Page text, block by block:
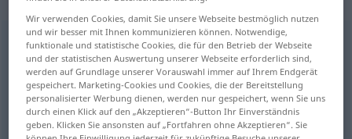
nüchtern
Übersicht aller Übersetzungen
(Für mehr Details die Übersetzung anklicken/antippen)
trézen, stváren, trézen
Wir verwenden Cookies, damit Sie unsere Webseite bestmöglich nutzen
und wir besser mit Ihnen kommunizieren können. Notwendige,
funktionale und statistische Cookies, die für den Betrieb der Webseite
und der statistischen Auswertung unserer Webseite erforderlich sind,
werden auf Grundlage unserer Vorauswahl immer auf Ihrem Endgerät
gespeichert. Marketing-Cookies und Cookies, die der Bereitstellung
personalisierter Werbung dienen, werden nur gespeichert, wenn Sie uns
durch einen Klick auf den „Akzeptieren“-Button Ihr Einverständnis
geben. Klicken Sie ansonsten auf „Fortfahren ohne Akzeptieren“. Sie